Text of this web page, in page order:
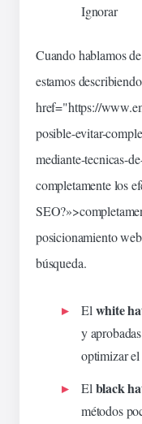
Ignorar
Cuando hablamos de
estamos
href="https://
posible-evitar-
mediante-tecnicas-
completamente los
posicionamiento
búsqueda.
Elwhite
y
optimizar
Elblack
métodos